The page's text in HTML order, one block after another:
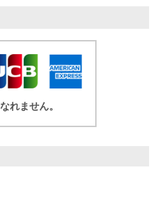
れません。